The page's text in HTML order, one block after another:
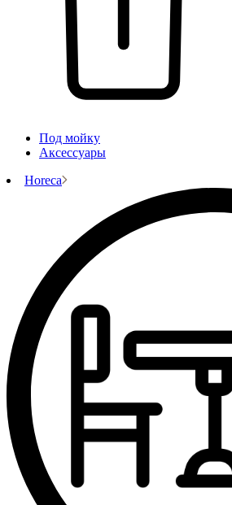
Под мойку
Аксессуары
Horeca